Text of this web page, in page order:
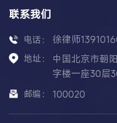
联系我们
电话： 徐律师
地址：
中国北京市朝
字楼一座30层
邮编： 100020